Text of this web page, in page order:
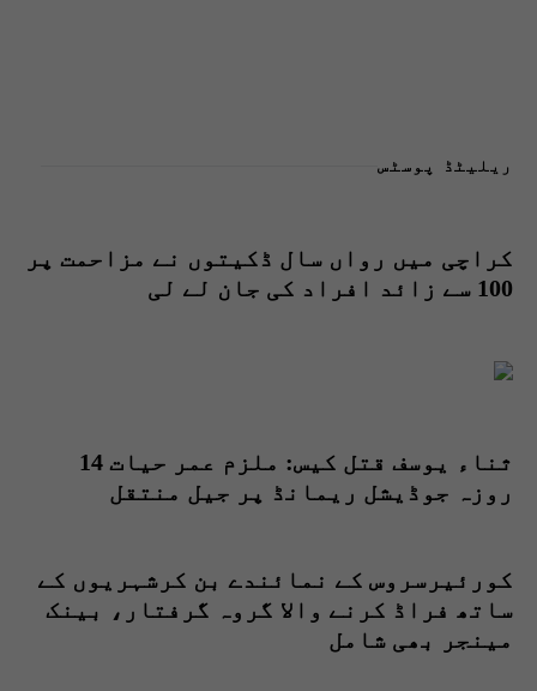
ریلیٹڈ پوسٹس
کراچی میں رواں سال ڈکیتوں نے مزاحمت پر
100 سے زائد افراد کی جان لے لی
ثناء یوسف قتل کیس: ملزم عمر حیات 14
روزہ جوڈیشل ریمانڈ پر جیل منتقل
کورئیرسروس کے نمائندے بن کرشہریوں کے
ساتھ فراڈ کرنے والا گروہ گرفتار، بینک
مینجر بھی شامل